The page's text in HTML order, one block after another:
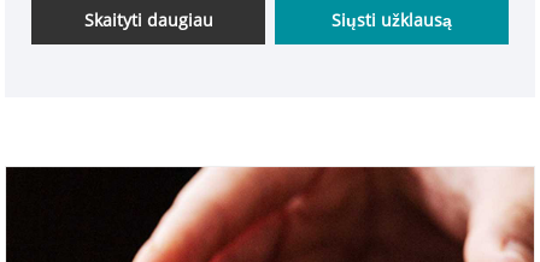
širdies. Pasirinkimas mus reiškia pasitikėjimą, o jūsų
pasitikėjimas yra didžiausia mūsų atsakomybė.
Skaityti daugiau Siųsti užklausą